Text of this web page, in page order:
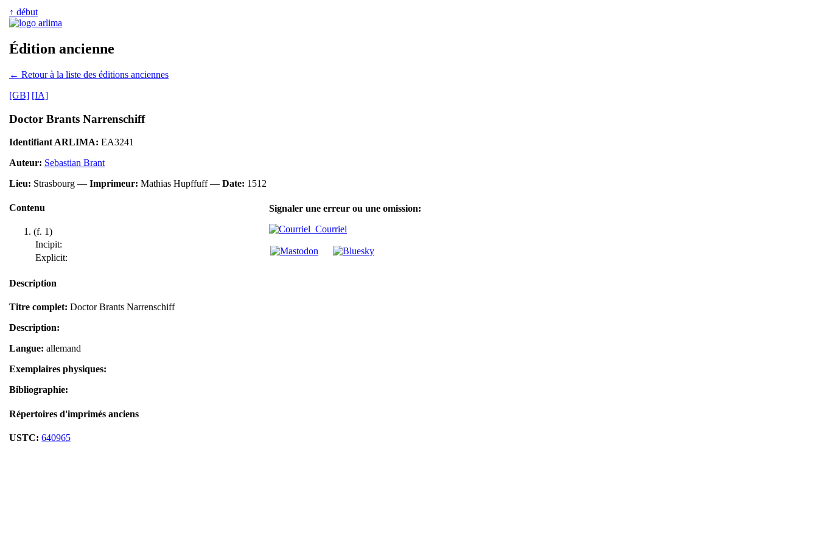
↑ début
Édition ancienne
← Retour à la liste des éditions anciennes
[GB] [IA]
Doctor Brants Narrenschiff
Identifiant ARLIMA: EA3241
Auteur: Sebastian Brant
Lieu: Strasbourg — Imprimeur: Mathias Hupffuff — Date: 1512
Contenu
(f. 1)
Incipit:
Explicit:
Description
Titre complet: Doctor Brants Narrenschiff
Description:
Langue: allemand
Exemplaires physiques:
Bibliographie:
Répertoires d'imprimés anciens
USTC: 640965
Signaler une erreur ou une omission:
Courriel